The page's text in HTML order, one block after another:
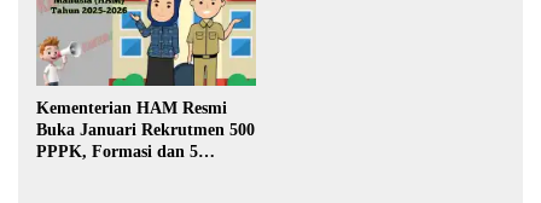
Kementerian HAM Resmi
Buka Januari Rekrutmen 500
PPPK, Formasi dan 5